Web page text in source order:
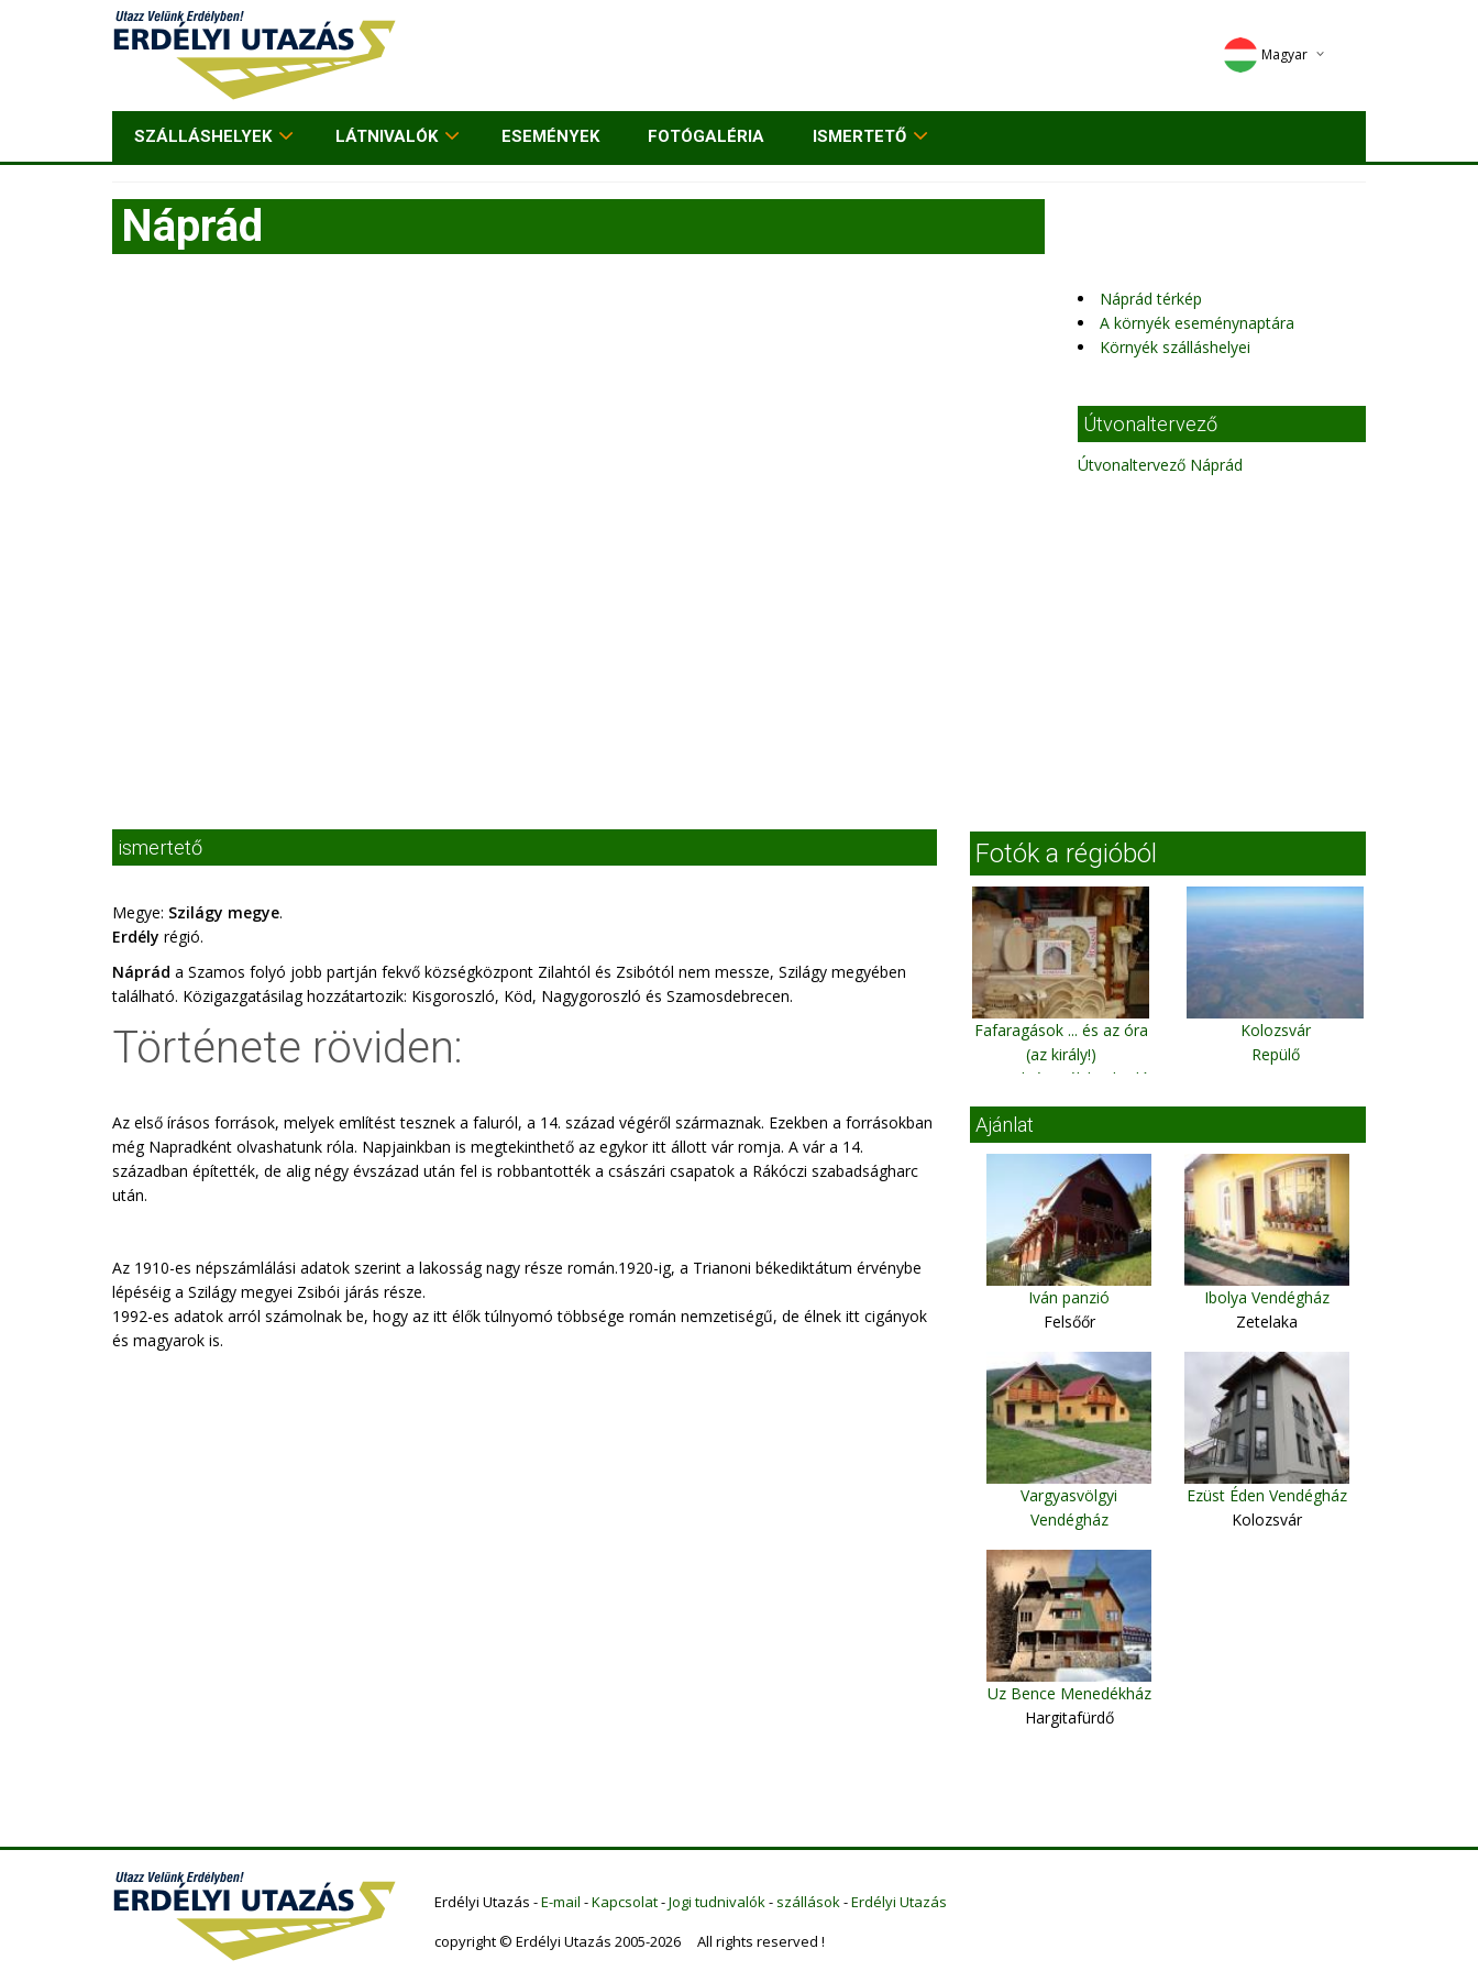
Magyar
Deutsch
SZÁLLÁSHELYEK LÁTNIVALÓK ESEMÉNYEK FOTÓGALÉRIA ISMERTETŐ
Náprád
Náprád térkép
A környék eseménynaptára
Környék szálláshelyei
Útvonaltervező
Útvonaltervező Náprád
ismertető
Megye: Szilágy megye.
Erdély régió.
Náprád a Szamos folyó jobb partján fekvő községközpont Zilahtól és Zsibótól nem messze, Szilágy megyében
található. Közigazgatásilag hozzátartozik: Kisgoroszló, Köd, Nagygoroszló és Szamosdebrecen.
Története röviden:
Az első írásos források, melyek említést tesznek a faluról, a 14. század végéről származnak. Ezekben a forrásokban
még Napradként olvashatunk róla. Napjainkban is megtekinthető az egykor itt állott vár romja. A vár a 14.
században építették, de alig négy évszázad után fel is robbantotték a császári csapatok a Rákóczi szabadságharc
után.
Az 1910-es népszámlálási adatok szerint a lakosság nagy része román.1920-ig, a Trianoni békediktátum érvénybe
lépéséig a Szilágy megyei Zsibói járás része.
1992-es adatok arról számolnak be, hogy az itt élők túlnyomó többsége román nemzetiségű, de élnek itt cigányok
és magyarok is.
Fotók a régióból
Fafaragások ... és az óra
(az király!)
Korond, út széli kirakodó
Kolozsvár
Repülő
Ajánlat
Iván panzió
Felsőőr
Ibolya Vendégház
Zetelaka
Vargyasvölgyi
Vendégház
Ezüst Éden Vendégház
Kolozsvár
Uz Bence Menedékház
Hargitafürdő
Erdélyi Utazás -E-mail -Kapcsolat-Jogi tudnivalók- szállások-Erdélyi Utazás
copyright © Erdélyi Utazás 2005-2026 All rights reserved !